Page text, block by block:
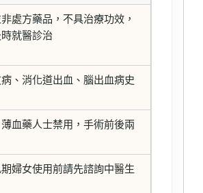
處方藥品，不具治療功效，
就醫診治
、消化道出血、腦出血病史
血藥人士禁用，手術前後兩
婦女使用前請先諮詢中醫生